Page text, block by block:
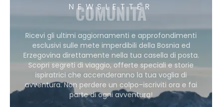
NEWSLETTER
COMUNITÀ
Ricevi gli ultimi aggiornamenti e approfondimenti
esclusivi sulle mete imperdibili della Bosnia ed
Erzegovina direttamente nella tua casella di posta.
Scopri segreti di viaggio, offerte speciali e storie
ispiratrici che accenderanno la tua voglia di
avventura. Non perdere un colpo–iscriviti ora e fai
parte di ogni avventura!